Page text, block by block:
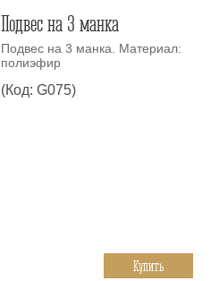
Подвес на 3 манка
Подвес на 3 манка. Материал:
полиэфир
(Код: G075)
Купить